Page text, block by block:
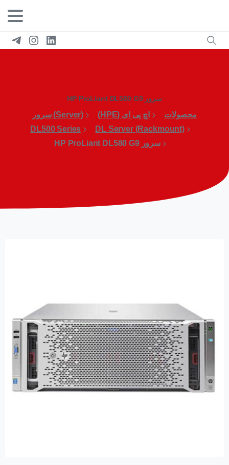
سرور HP ProLiant DL580 G9
محصولات اچ پی ای (HPE)
(Server) سرور
DL Server (Rackmount)
DL500 Series
سرور HP ProLiant DL580 G9